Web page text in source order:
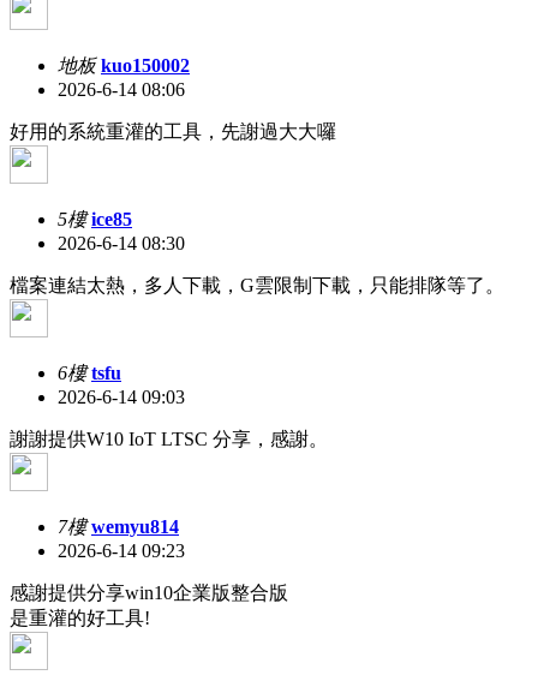
地板 kuo150002
2026-6-14 08:06
好用的系統重灌的工具，先謝過大大囉
5樓 ice85
2026-6-14 08:30
檔案連結太熱，多人下載，G雲限制下載，只能排隊等了。
6樓 tsfu
2026-6-14 09:03
謝謝提供W10 IoT LTSC 分享，感謝。
7樓 wemyu814
2026-6-14 09:23
感謝提供分享win10企業版整合版
是重灌的好工具!